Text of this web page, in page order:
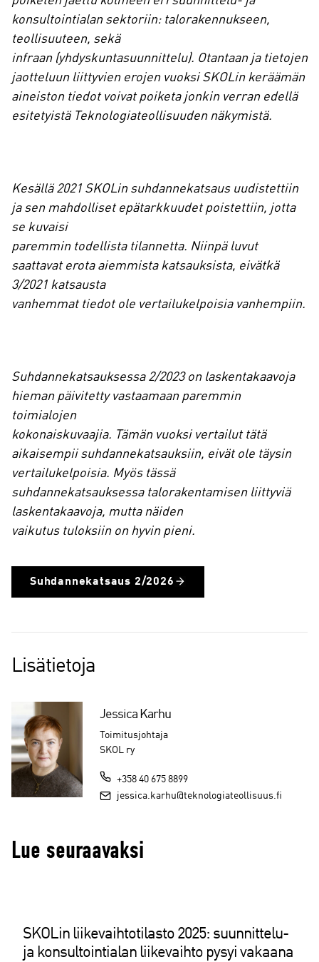
konsultointialan sektoriin: talorakennukseen,
teollisuuteen, sekä
infraan (yhdyskuntasuunnittelu). Otantaan ja tietojen
jaotteluun liittyvien erojen vuoksi SKOLin keräämän
aineiston tiedot voivat poiketa jonkin verran edellä
esitetyistä Teknologiateollisuuden näkymistä.
Kesällä 2021 SKOLin suhdannekatsaus uudistettiin
ja sen mahdolliset epätarkkuudet poistettiin, jotta
se kuvaisi
paremmin todellista tilannetta. Niinpä luvut
saattavat erota aiemmista katsauksista, eivätkä
3/2021 katsausta
vanhemmat tiedot ole vertailukelpoisia vanhempiin.
Suhdannekatsauksessa 2/2023 on laskentakaavoja
hieman päivitetty vastaamaan paremmin
toimialojen
kokonaiskuvaajia. Tämän vuoksi vertailut tätä
aikaisempii suhdannekatsauksiin, eivät ole täysin
vertailukelpoisia. Myös tässä
suhdannekatsauksessa talorakentamisen liittyviä
laskentakaavoja, mutta näiden
vaikutus tuloksiin on hyvin pieni.
Suhdannekatsaus 2/2026
Lisätietoja
Jessica Karhu
Toimitusjohtaja
SKOL ry
+358 40 675 8899
jessica.karhu@teknologiateollisuus.fi
Lue seuraavaksi
SKOLin liikevaihtotilasto 2025: suunnittelu-
ja konsultointialan liikevaihto pysyi vakaana